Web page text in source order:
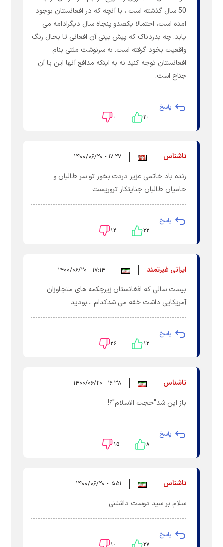
50 سال گذشته است ، با آنچه که در افعانستان بوجود
امده است، احتمالا یکصدو پنجاه سال دیگرادامه می
یابد. چه بدردناک که پیش بینی آن افعانی تا بحال رنگ
واقعیت بخود گرفته است. به سرنوشت ملتی بنام
افعانستان توجه کنید نه به اینکه مدافع آنها این یا آن
جناح است.
پاسخ
۲۰ ۰
ناشناس ۱۷:۲۷ - ۱۴۰۰/۰۶/۲۰
زنده باد خاتمی عزیز دردت بخور تو سر طالبان و
حامیان طالبان جنایتکار تروریست
پاسخ
۳۲ ۱۴
ایرانی غیرتمند ۱۷:۱۴ - ۱۴۰۰/۰۶/۲۰
بیست سالی که افغانستان زیرچکمه های متجاوزان
آمریکایی داشت خفه می شدکدام ...بودید
پاسخ
۱۲ ۲۶
ناشناس ۱۶:۳۸ - ۱۴۰۰/۰۶/۲۰
باز این شد"حجت الاسلام"؟!
پاسخ
۸ ۱۵
ناشناس ۱۵:۵۱ - ۱۴۰۰/۰۶/۲۰
سلام بر سید دوست داشتنی
پاسخ
۲۷ ۱۰